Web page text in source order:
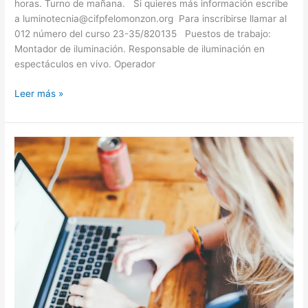
horas. Turno de mañana. Si quieres más información escribe
a luminotecnia@cifpfelomonzon.org Para inscribirse llamar al
012 número del curso 23-35/820135 Puestos de trabajo:
Montador de iluminación. Responsable de iluminación en
espectáculos en vivo. Operador
Leer más »
Inscripción
curso
Capacitación
Digital